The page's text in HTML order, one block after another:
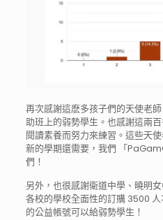
再次感謝這麽多孩子們的天使老
助班上的弱勢學生。也感謝這兩
閱讀素養而努力來練習。這些天
新的學期還需要，我們 「
們！
另外，也很感謝衛道中學、曉明
各校的學校全面性的訂購 3500
的公益帳號可以給弱勢學生！